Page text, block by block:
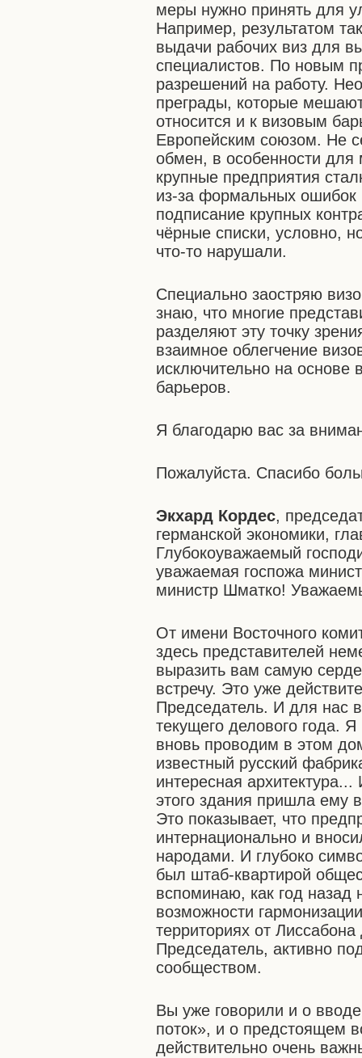
меры нужно принять для
Например, результатом
выдачи рабочих виз для
специалистов. По новым
разрешений на работу.
преграды, которые
относится и к визовым
Европейским союзом. Не
обмен, в особенности для
крупные предприятия
из-за формальных ошибок
подписание крупных
чёрные списки, условно,
что-то нарушали.
Специально заостряю
знаю, что многие
разделяют эту точку
взаимное облегчение
исключительно на основе
барьеров.
Я благодарю вас за
Пожалуйста. Спасибо
Экхард Кордес,
германской экономики,
Глубокоуважаемый
уважаемая госпожа
министр Шматко!
От имени Восточного
здесь представителей
выразить вам самую
встречу. Это уже
Председатель. И для нас
текущего делового года.
вновь проводим в этом
известный русский
интересная
этого здания пришла ему
Это показывает, что
интернационально и
народами. И глубоко
был штаб-квартирой
вспоминаю, как год назад
возможности
территориях от
Председатель, активно
сообществом.
Вы уже говорили и о
поток», и о предстоящем
действительно очень